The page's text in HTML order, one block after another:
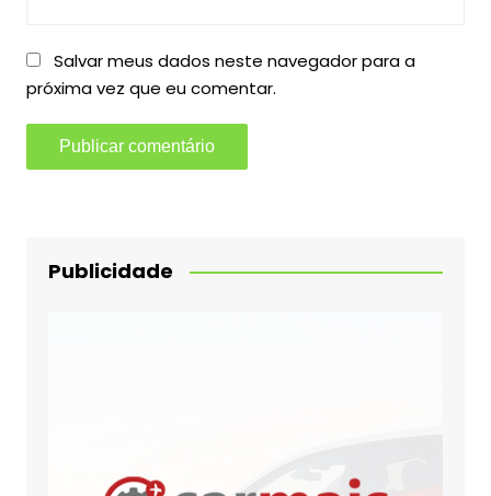
Salvar meus dados neste navegador para a
próxima vez que eu comentar.
Publicidade